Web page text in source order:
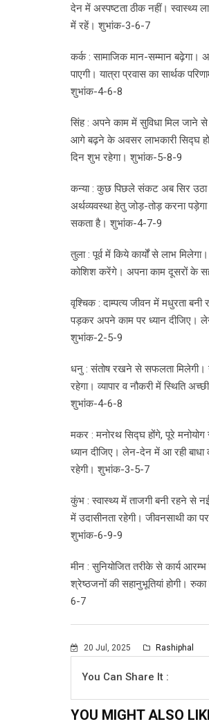
देन में अस्पष्टता ठीक नहीं। स्वास्थ्य
में रहें। शुभांक-3-6-7
कर्क : सामाजिक मान-सम्मान बढ़ेगा।
पाएगी। यात्रा प्रवास का सार्थक
शुभांक-4-6-8
सिंह : अपने काम में सुविधा मिल जाने
आगे बढ़ने के अवसर लाभकारी सिद्घ
दिन शुभ रहेगा। शुभांक-5-8-9
कन्या : कुछ पिछले संकट अब सिर
अर्थव्यवस्था हेतु जोड़-तोड़ करना
सकता है। शुभांक-4-7-9
तुला : पूर्व में किये कार्यों से लाभ
कोशिश करेंगे। अपना काम दूसरों के
वृश्चिक : दाम्पत्य जीवन में मधुरता
पड़कर अपने काम पर ध्यान दीजिए।
शुभांक-2-5-9
धनु : संतोष रखने से सफलता मिलेगी।
रहेगा। व्यापार व नौकरी में स्थिति
शुभांक-4-6-8
मकर : मनोरथ सिद्घ होंगे, पूरे
ध्यान दीजिए। लेन-देन में आ रही बाधा
रहेगी। शुभांक-3-5-7
कुंभ : स्वास्थ्य में ताजगी बनी रहने से
में उदासीनता रहेगी। जीवनसाथी का
शुभांक-6-9-9
मीन : सुनियोजित तरीके से कार्य
श्रेष्ठजनों की सहानुभूतियां होगी।
6-7
20 Jul, 2025 Rashiphal
You Can Share It :
YOU MIGHT ALSO